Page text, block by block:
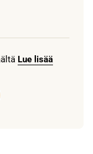
Lue lisää